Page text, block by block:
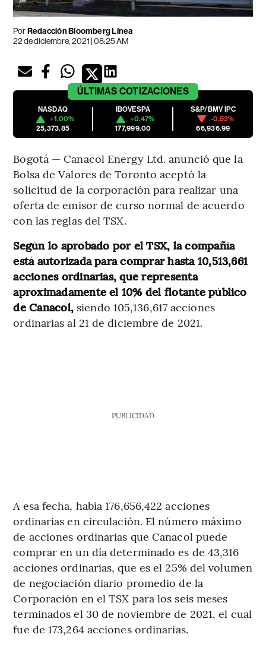
PorRedacción Bloomberg Línea
22 de diciembre, 2021 | 08:25 AM
ÚLTIMAS COTIZACIONES
NASDAQ
+1.00%
25,373.85
IBOVESPA
+0.47%
177,999.00
S&P/BMV IPC
-0.53%
66,936.99
Bogotá — Canacol Energy Ltd. anunció que la
Bolsa de Valores de Toronto aceptó la
solicitud de la corporación para realizar una
oferta de emisor de curso normal de acuerdo
con las reglas del TSX.
Según lo aprobado por el TSX, la compañía
está autorizada para comprar hasta 10,513,661
acciones ordinarias, que representa
aproximadamente el 10% del flotante público
de Canacol, siendo 105,136,617 acciones
ordinarias al 21 de diciembre de 2021.
PUBLICIDAD
A esa fecha, había 176,656,422 acciones
ordinarias en circulación. El número máximo
de acciones ordinarias que Canacol puede
comprar en un día determinado es de 43,316
acciones ordinarias, que es el 25% del volumen
de negociación diario promedio de la
Corporación en el TSX para los seis meses
terminados el 30 de noviembre de 2021, el cual
fue de 173,264 acciones ordinarias.